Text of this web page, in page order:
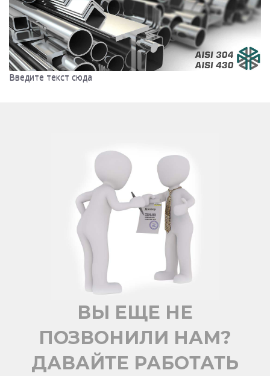
Введите текст сюда
Введите текст сюда
ВЫ ЕЩЕ НЕ
ПОЗВОНИЛИ НАМ?
ДАВАЙТЕ РАБОТАТЬ